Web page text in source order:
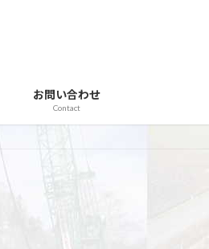
お問い合わせ
Contact